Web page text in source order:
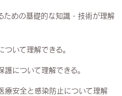
めの基礎的な知識・技術が理解
いて理解できる。
について理解できる。
安全と感染防止について理解